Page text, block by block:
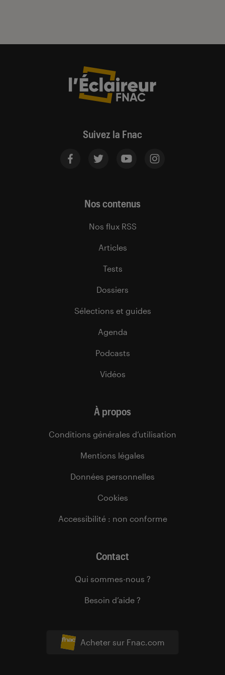
Suivez la Fnac
Acheter sur Fnac.com
Nos contenus
Nos flux RSS
Articles
Tests
Dossiers
Sélections et guides
Agenda
Podcasts
Vidéos
À propos
Conditions générales d’utilisation
Mentions légales
Données personnelles
Cookies
Accessibilité : non conforme
Contact
Qui sommes-nous ?
Besoin d’aide ?